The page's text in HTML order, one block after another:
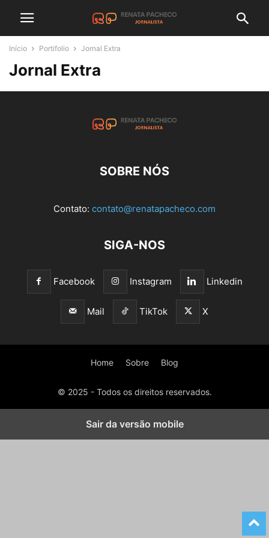
Início Portifolio Jornal Extra
Jornal Extra
SOBRE NÓS
Contato: contato@renatapacheco.com
SIGA-NOS
Facebook Instagram Linkedin
Mail TikTok X
Home Sobre Blog
© 2025 - Todos os direitos reservados.
Sair da versão mobile